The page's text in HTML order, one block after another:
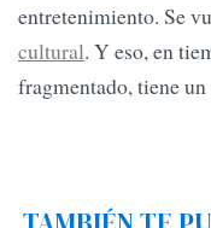
entretenimiento. Se
cultural. Y eso, en
fragmentado, tiene